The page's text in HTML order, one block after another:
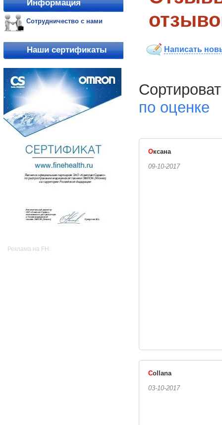
Информация
Сотрудничество с нами
Наши сертификаты
Реклама на FH:
Написать
по оценке
Оксана
09-10-2017
Collana
03-10-2017